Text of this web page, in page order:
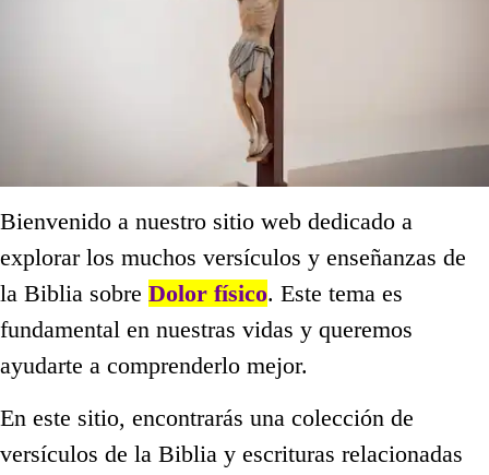
Bienvenido a nuestro sitio web dedicado a
explorar los muchos versículos y enseñanzas de
la Biblia sobre Dolor físico. Este tema es
fundamental en nuestras vidas y queremos
ayudarte a comprenderlo mejor.
En este sitio, encontrarás una colección de
versículos de la Biblia y escrituras relacionadas